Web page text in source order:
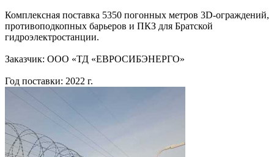
Комплексная поставка 5350 погонных метров 3D-ограждений,
противоподкопных барьеров и ПКЗ для Братской
гидроэлектростанции.
Заказчик: ООО «ТД «ЕВРОСИБЭНЕРГО»
Год поставки: 2022 г.